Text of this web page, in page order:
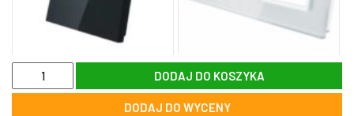
ilość
68
DODAJ DO KOSZYKA
DODAJ DO WYCENY